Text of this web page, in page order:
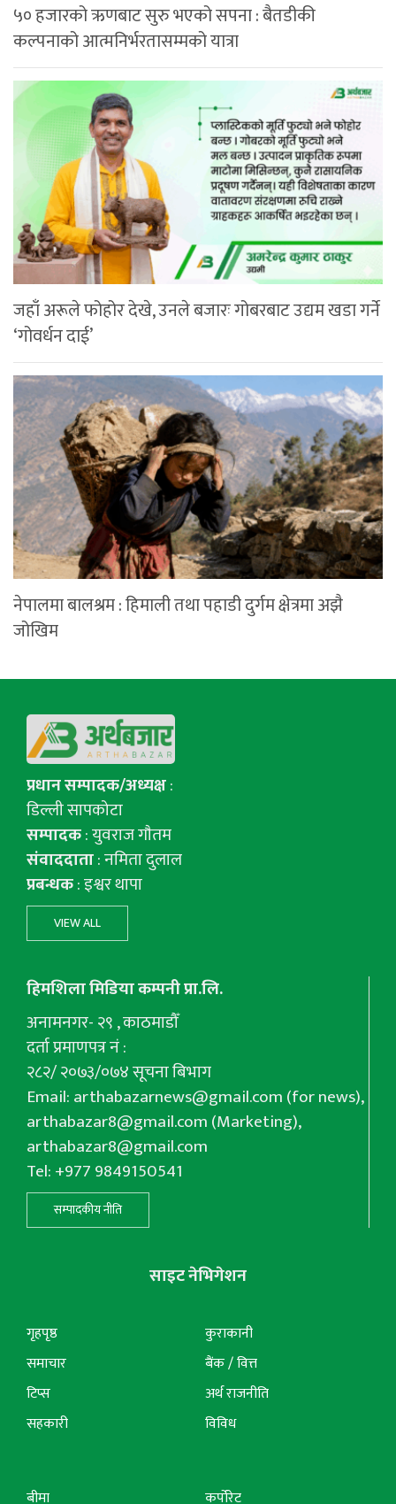
५० हजारको ऋणबाट सुरु भएको सपना : बैतडीकी
कल्पनाको आत्मनिर्भरतासम्मको यात्रा
जहाँ अरूले फोहोर देखे, उनले बजारः गोबरबाट उद्यम खडा गर्ने
‘गोवर्धन दाई’
नेपालमा बालश्रम : हिमाली तथा पहाडी दुर्गम क्षेत्रमा अझै
जोखिम
प्रधान सम्पादक/अध्यक्ष:
डिल्ली सापकोटा
सम्पादक: युवराज गाैतम
संवाददाता: नमिता दुलाल
प्रबन्धक: इश्वर थापा
VIEW ALL
हिमशिला मिडिया कम्पनी प्रा.लि.
अनामनगर- २९ , काठमाडौँ
दर्ता प्रमाणपत्र नं :
२८२/ २०७३/०७४ सूचना बिभाग
Email:arthabazarnews@gmail.com(for news),
arthabazar8@gmail.com(Marketing),
arthabazar8@gmail.com
Tel: +977 9849150541
सम्पादकीय नीति
साइट नेभिगेशन
गृहपृष्ठ
समाचार
टिप्स
सहकारी
कुराकानी
बैंक / वित्त
अर्थ राजनीति
विविध
बीमा कर्पोरेट